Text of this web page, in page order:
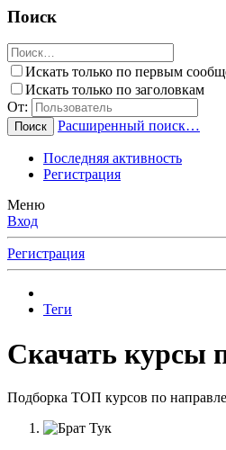
Поиск
Искать только по первым
Искать только по заголовкам
От:
Поиск Расширенный поиск…
Последняя активность
Регистрация
Меню
Вход
Регистрация
Теги
Скачать курсы
Подборка ТОП курсов по